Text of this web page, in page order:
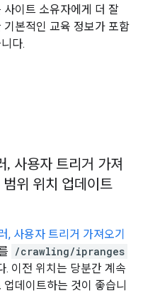
이트 소유자에게 더 잘
본적인 교육 정보가 포함
다.
, 사용자 트리거 가져
위 위치 업데이트
, 사용자 트리거 가져오기
/crawling/ipranges
. 이전 위치는 당분간 계속
데이트하는 것이 좋습니